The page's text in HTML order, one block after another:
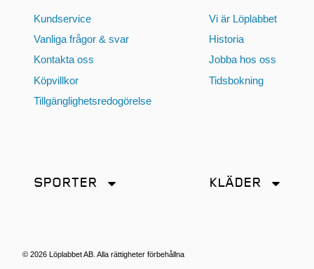
Kundservice
Vanliga frågor & svar
Kontakta oss
Köpvillkor
Tillgänglighetsredogörelse
Vi är Löplabbet
Historia
Jobba hos oss
Tidsbokning
SPORTER
Terränglöpning
KLÄDER
© 2026 Löplabbet AB. Alla rättigheter förbehållna